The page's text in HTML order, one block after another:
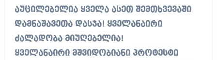
აუცილებელია ყველა ასეთ შემთხვევაში
დამნაშავეთა დასჯა! ყველანაირი
ძალადობა მიუღებელია!
ყველანაირი მშვიდობიანი პროტესტი